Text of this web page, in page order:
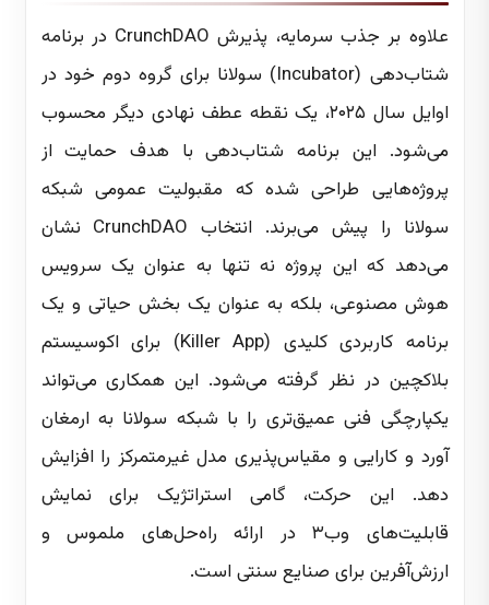
علاوه بر جذب سرمایه، پذیرش CrunchDAO در برنامه
شتاب‌دهی (Incubator) سولانا برای گروه دوم خود در
اوایل سال ۲۰۲۵، یک نقطه عطف نهادی دیگر محسوب
می‌شود. این برنامه شتاب‌دهی با هدف حمایت از
پروژه‌هایی طراحی شده که مقبولیت عمومی شبکه
سولانا را پیش می‌برند. انتخاب CrunchDAO نشان
می‌دهد که این پروژه نه تنها به عنوان یک سرویس
هوش مصنوعی، بلکه به عنوان یک بخش حیاتی و یک
برنامه کاربردی کلیدی (Killer App) برای اکوسیستم
بلاکچین در نظر گرفته می‌شود. این همکاری می‌تواند
یکپارچگی فنی عمیق‌تری را با شبکه سولانا به ارمغان
آورد و کارایی و مقیاس‌پذیری مدل غیرمتمرکز را افزایش
دهد. این حرکت، گامی استراتژیک برای نمایش
قابلیت‌های وب۳ در ارائه راه‌حل‌های ملموس و
ارزش‌آفرین برای صنایع سنتی است.